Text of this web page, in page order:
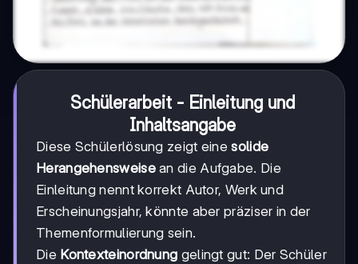
Schülerarbeit - Einleitung und
Inhaltsangabe
Diese Schülerlösung zeigt einesolide
Herangehensweisean die Aufgabe. Die
Einleitung nennt korrekt Autor, Werk und
Erscheinungsjahr, könnte aber präziser in der
Themenformulierung sein.
Die Kontexteinordnung gelingt gut: Der Schüler